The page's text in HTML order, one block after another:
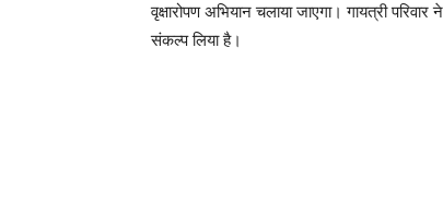
वृक्षारोपण अभियान चलाया जाएगा। गायत्री
संकल्प लिया है।